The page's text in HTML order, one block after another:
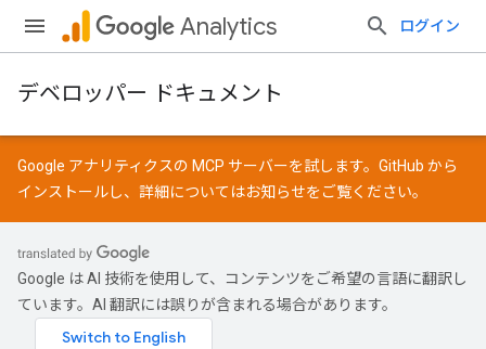
Analytics ログイン
デベロッパー ドキュメント
Google アナリティクスの MCP サーバーを試します。 GitHub から
インストールし、詳細についてはお知らせをご覧ください。
Google は AI 技術を使用して、コンテンツをご希望の言語に翻訳し
ています。AI 翻訳には誤りが含まれる場合があります。